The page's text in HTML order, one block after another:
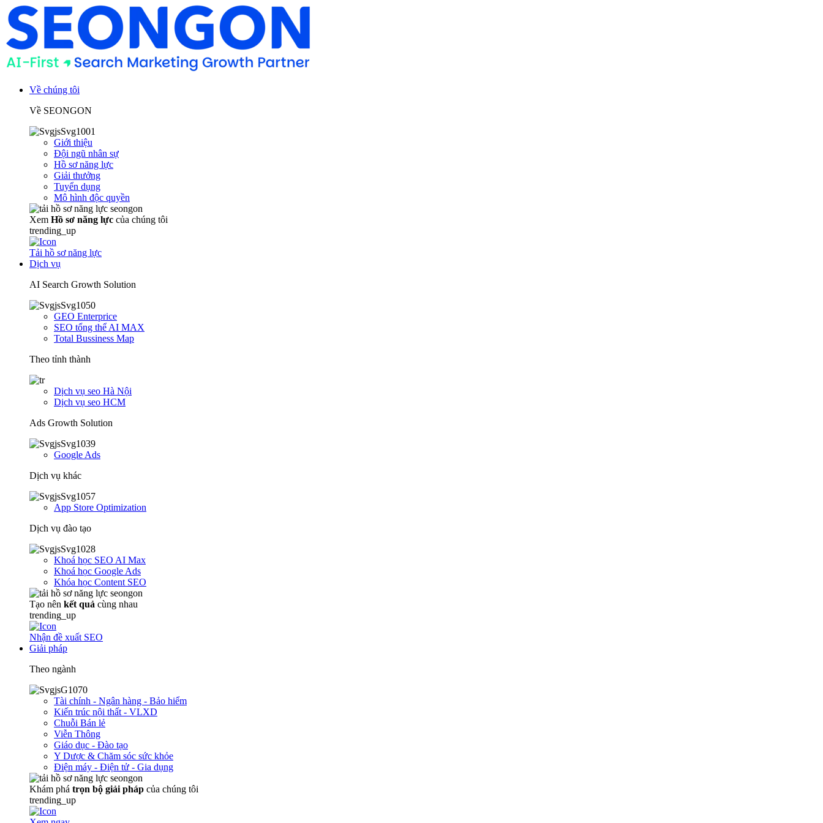
Về chúng tôi
Về SEONGON
Giới thiệu
Đội ngũ nhân sự
Hồ sơ năng lực
Giải thưởng
Tuyển dụng
Mô hình độc quyền
Xem Hồ sơ năng lực của chúng tôi
trending_up
Tải hồ sơ năng lực
Dịch vụ
AI Search Growth Solution
GEO Enterprice
SEO tổng thể AI MAX
Total Bussiness Map
Theo tỉnh thành
Dịch vụ seo Hà Nội
Dịch vụ seo HCM
Ads Growth Solution
Google Ads
Dịch vụ khác
App Store Optimization
Dịch vụ đào tạo
Khoá học SEO AI Max
Khoá học Google Ads
Khóa học Content SEO
Tạo nên kết quả cùng nhau
trending_up
Nhận đề xuất SEO
Giải pháp
Theo ngành
Tài chính - Ngân hàng - Bảo hiểm
Kiến trúc nội thất - VLXD
Chuỗi Bán lẻ
Viễn Thông
Giáo dục - Đào tạo
Y Dược & Chăm sóc sức khỏe
Điện máy - Điện tử - Gia dụng
Khám phá trọn bộ giải pháp của chúng tôi
trending_up